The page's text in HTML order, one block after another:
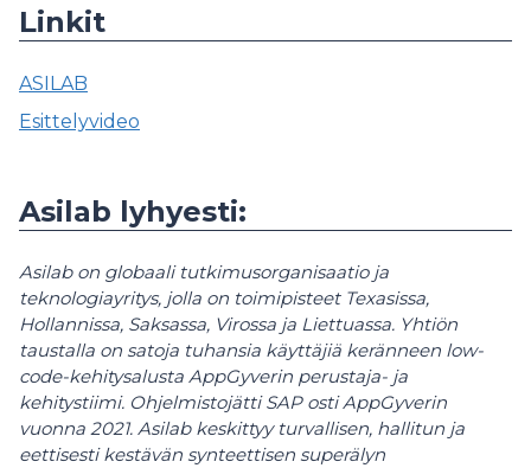
Linkit
ASILAB
Esittelyvideo
Asilab lyhyesti:
Asilab on globaali tutkimusorganisaatio ja
teknologiayritys, jolla on toimipisteet Texasissa,
Hollannissa, Saksassa, Virossa ja Liettuassa. Yhtiön
taustalla on satoja tuhansia käyttäjiä keränneen low-
code-kehitysalusta AppGyverin perustaja- ja
kehitystiimi. Ohjelmistojätti SAP osti AppGyverin
vuonna 2021. Asilab keskittyy turvallisen, hallitun ja
eettisesti kestävän synteettisen superälyn